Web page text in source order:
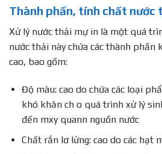
Thành phần, tính chất nước
Xử lý nước thải mự in là một quá
nước thải này chứa các thành phần
cao, bao gồm:
Độ màu: cao do chứa các loại
khó khăn ch o quá trình xử lý
đến mxy quann nguồn nước
Chất rắn lơ lửng: cao do các hạt